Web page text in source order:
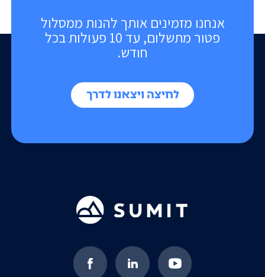
אנחנו מזמינים אותך להנות ממסלול
פטור מתשלום, עד 10 פעולות בכל
חודש.
לחיצה ויצאנו לדרך